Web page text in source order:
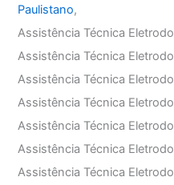
Paulistano,
Assistência Técnica
Assistência Técnica
Assistência Técnica
Assistência Técnica
Assistência Técnica
Assistência Técnica
Assistência Técnica